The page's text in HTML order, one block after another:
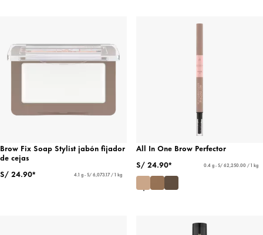
Brow Fix Soap Stylist jabón fijador
de cejas
S/ 24.90*
4.1 g - S/ 6,073.17 / 1 kg
All In One Brow Perfector
S/ 24.90*
0.4 g - S/ 62,250.00 / 1 kg